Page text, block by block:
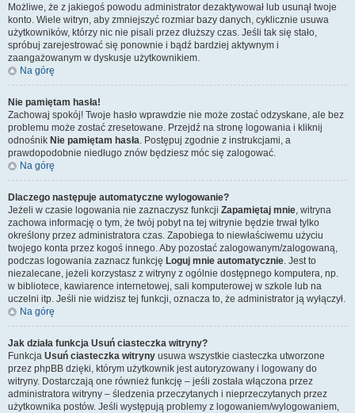
Możliwe, że z jakiegoś powodu administrator dezaktywował lub usunął twoje
konto. Wiele witryn, aby zmniejszyć rozmiar bazy danych, cyklicznie usuwa
użytkowników, którzy nic nie pisali przez dłuższy czas. Jeśli tak się stało,
spróbuj zarejestrować się ponownie i bądź bardziej aktywnym i
zaangażowanym w dyskusje użytkownikiem.
Na górę
Nie pamiętam hasła!
Zachowaj spokój! Twoje hasło wprawdzie nie może zostać odzyskane, ale bez
problemu może zostać zresetowane. Przejdź na stronę logowania i kliknij
odnośnik Nie pamiętam hasła. Postępuj zgodnie z instrukcjami, a
prawdopodobnie niedługo znów będziesz móc się zalogować.
Na górę
Dlaczego następuje automatyczne wylogowanie?
Jeżeli w czasie logowania nie zaznaczysz funkcji Zapamiętaj mnie, witryna
zachowa informację o tym, że twój pobyt na tej witrynie będzie trwał tylko
określony przez administratora czas. Zapobiega to niewłaściwemu użyciu
twojego konta przez kogoś innego. Aby pozostać zalogowanym/zalogowaną,
podczas logowania zaznacz funkcję Loguj mnie automatycznie. Jest to
niezalecane, jeżeli korzystasz z witryny z ogólnie dostępnego komputera, np.
w bibliotece, kawiarence internetowej, sali komputerowej w szkole lub na
uczelni itp. Jeśli nie widzisz tej funkcji, oznacza to, że administrator ją wyłączył.
Na górę
Jak działa funkcja Usuń ciasteczka witryny?
Funkcja Usuń ciasteczka witryny usuwa wszystkie ciasteczka utworzone
przez phpBB dzięki, którym użytkownik jest autoryzowany i logowany do
witryny. Dostarczają one również funkcję – jeśli została włączona przez
administratora witryny – śledzenia przeczytanych i nieprzeczytanych przez
użytkownika postów. Jeśli występują problemy z logowaniem/wylogowaniem,